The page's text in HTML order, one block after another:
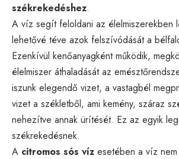
székrekedéshez.
A víz segít feloldani az élelmiszerekben
lehetővé téve azok felszívódását a
Ezenkívül kenőanyagként működik,
élelmiszer áthaladását az
iszunk elegendő vizet, a vastagbél
vizet a székletből, ami kemény, száraz
nehezítve annak ürítését. Ez az egyik
székrekedésnek.
A citromos sós víz esetében a víz